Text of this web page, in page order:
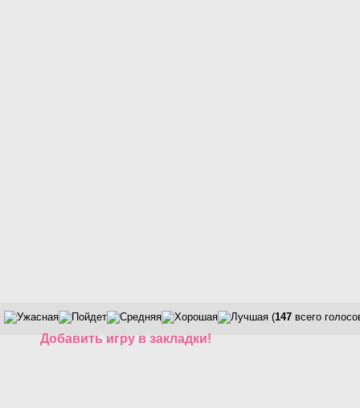
(147 всего
Добавить игру в закладки!